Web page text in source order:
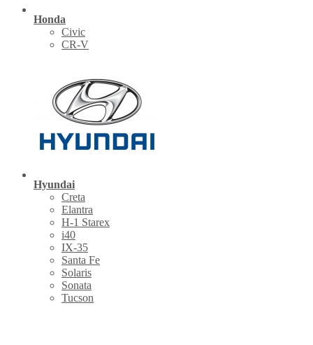
Honda
Civic
CR-V
Hyundai
Creta
Elantra
H-1 Starex
i40
IX-35
Santa Fe
Solaris
Sonata
Tucson